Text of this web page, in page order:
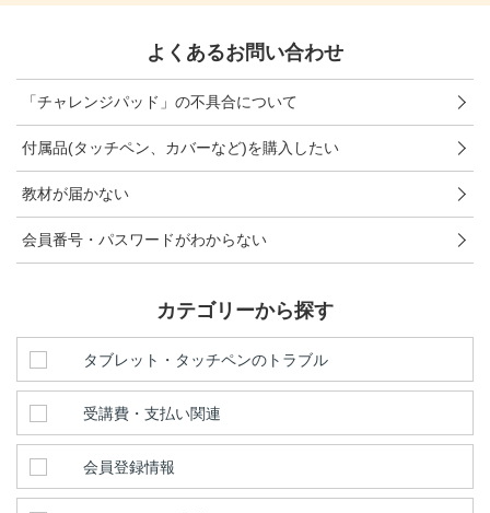
会員サイトはこちら
よくあるお問い合わせ
「チャレンジパッド」の不具合について
付属品(タッチペン、カバーなど)を購入したい
教材が届かない
会員番号・パスワードがわからない
カテゴリーから探す
タブレット・タッチペンのトラブル
受講費・支払い関連
会員登録情報